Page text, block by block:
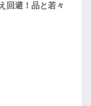
回避！品と若々